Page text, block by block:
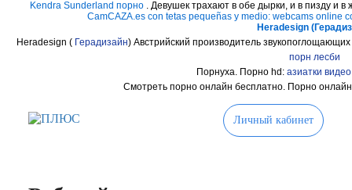
Kendra Sunderland порно. Девушек трахают в обе дырки, и в пизду и в
CamCAZA.es con tetas pequeñas y medio: webcams online
Heradesign
Heradesign ( Герадизайн) Австрийский производитель
порн лесби
Порнуха. Порно hd: азиатки видео
Смотреть порно онлайн бесплатно. Порно
Личный кабинет